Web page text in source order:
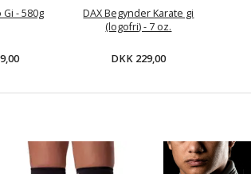
Gi - 580g
DAX Begynder Karate gi
(logofri) - 7 oz.
DKK 229,00